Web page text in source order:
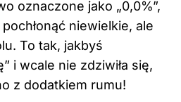
oznaczone jako „0,0%”,
niewielkie, ale
To tak, jakbyś
i wcale nie zdziwiła się,
z dodatkiem rumu!